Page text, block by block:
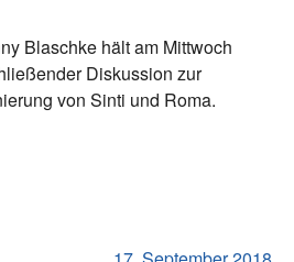
Blaschke hält am Mittwoch
Diskussion zur
von Sinti und Roma.